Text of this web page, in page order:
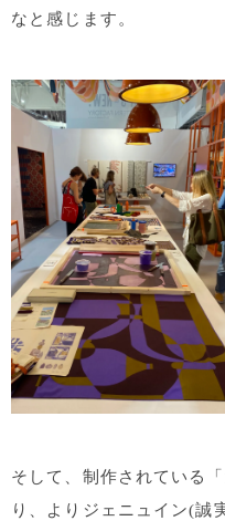
なと感じます。
そして、制作されている
り、よりジェニュイン(誠